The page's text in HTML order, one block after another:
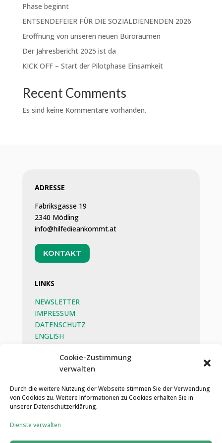
Cookie-Zustimmung
verwalten
Durch die weitere Nutzung der Webseite stimmen Sie der Verwendung
von Cookies zu. Weitere Informationen zu Cookies erhalten Sie in
unserer Datenschutzerklärung.
Dienste verwalten
Phase beginnt
ENTSENDEFEIER FÜR DIE SOZIALDIENENDEN 2026
Eröffnung von unseren neuen Büroräumen
Der Jahresbericht 2025 ist da
KICK OFF – Start der Pilotphase Einsamkeit
Recent Comments
Es sind keine Kommentare vorhanden.
ADRESSE
Fabriksgasse 19
2340 Mödling
info@hilfedieankommt.at
KONTAKT
LINKS
NEWSLETTER
IMPRESSUM
DATENSCHUTZ
ENGLISH
BEG
SOZIALE MEDIEN